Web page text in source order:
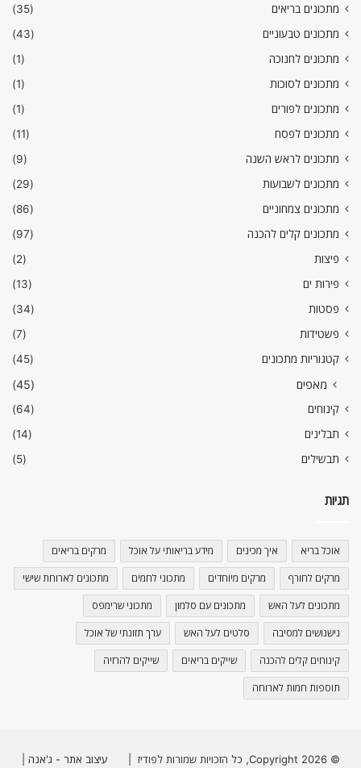
מתכונים בריאים
(35)
מתכונים טבעוניים
(43)
מתכונים לחנוכה
(1)
מתכונים לסוכות
(1)
מתכונים לפורים
(1)
מתכונים לפסח
(11)
מתכונים לראש השנה
(9)
מתכונים לשבועות
(29)
מתכונים צמחוניים
(86)
מתכונים קלים להכנה
(97)
פיצות
(2)
פירות ים
(13)
פסטות
(34)
פשטידות
(7)
קטגוריות מתכונים
(45)
מאפים (45)
קינוחים
(64)
תבלינים
(14)
תבשילים
(5)
תגיות
אוכל בריא איך מכינים מידע בריאותי על אוכל מרקים בריאים
מרקים לחורף מרקים מיוחדים מתכוני לחמים מתכונים לארוחת שישי
מתכונים לעל האש מתכונים עם סלמון מתכוני שרימפס
נישנושים למסיבה סלטים לעל האש ערך תזונתי של אוכל
קינוחים קלים להכנה שייקים בריאים שייקים להרזיה
תוספות חמות לארוחה
© Copyright 2026, כל הזכויות שמורות לפודיז | עיצוב אתר - ג'אנה